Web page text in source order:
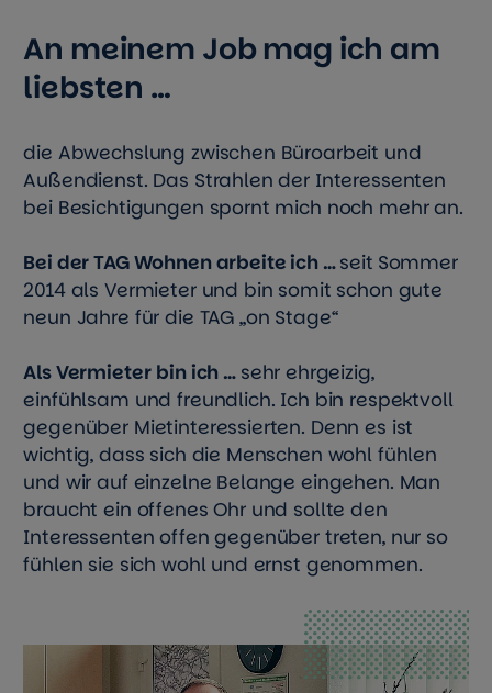
An meinem Job mag ich am
liebsten …
die Abwechslung zwischen Büroarbeit und
Außendienst. Das Strahlen der Interessenten
bei Besichtigungen spornt mich noch mehr an.
Bei der TAG Wohnen arbeite ich …seit Sommer
2014 als Vermieter und bin somit schon gute
neun Jahre für die TAG „on Stage“
Als Vermieter bin ich … sehr ehrgeizig,
einfühlsam und freundlich. Ich bin respektvoll
gegenüber Mietinteressierten. Denn es ist
wichtig, dass sich die Menschen wohl fühlen
und wir auf einzelne Belange eingehen. Man
braucht ein offenes Ohr und sollte den
Interessenten offen gegenüber treten, nur so
fühlen sie sich wohl und ernst genommen.